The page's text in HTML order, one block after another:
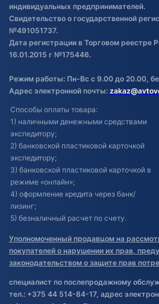
индивидуальных предпринимателей.
Свидетельство о государственной
№491051737.
Дата регистрации в Торговом реестре
16.01.2015 г №175446.
Режим работы: Пн-Вс с 9.00 до 20.00,
Адрес электронной почты:
Способы оплаты товара:
1) наличными денежными средствами
экспедитору;
2) банковской пластиковой карточкой
экспедитору;
3) банковской пластиковой карточкой в
режиме «онлайн»;
4) оформление кредита через банк/
лизинг;
5) безналичный расчет по счету.
Уполномоченный продавцом на
покупателей о нарушении их прав,
законодательством о защите прав
специалист по послепродажному
тел.: +375 44 514-84-17, адрес